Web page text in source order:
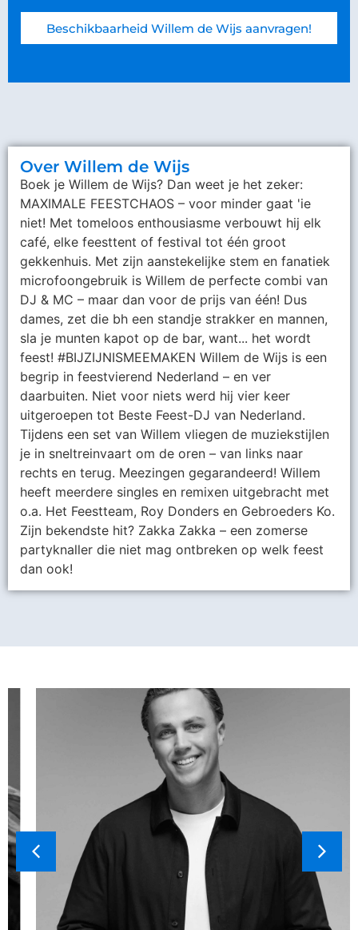
Beschikbaarheid Willem de Wijs aanvragen!
Over Willem de Wijs
Boek je Willem de Wijs? Dan weet je het zeker:
MAXIMALE FEESTCHAOS – voor minder gaat 'ie
niet! Met tomeloos enthousiasme verbouwt hij elk
café, elke feesttent of festival tot één groot
gekkenhuis. Met zijn aanstekelijke stem en fanatiek
microfoongebruik is Willem de perfecte combi van
DJ & MC – maar dan voor de prijs van één! Dus
dames, zet die bh een standje strakker en mannen,
sla je munten kapot op de bar, want... het wordt
feest! #BIJZIJNISMEEMAKEN Willem de Wijs is een
begrip in feestvierend Nederland – en ver
daarbuiten. Niet voor niets werd hij vier keer
uitgeroepen tot Beste Feest-DJ van Nederland.
Tijdens een set van Willem vliegen de muziekstijlen
je in sneltreinvaart om de oren – van links naar
rechts en terug. Meezingen gegarandeerd! Willem
heeft meerdere singles en remixen uitgebracht met
o.a. Het Feestteam, Roy Donders en Gebroeders Ko.
Zijn bekendste hit? Zakka Zakka – een zomerse
partyknaller die niet mag ontbreken op welk feest
dan ook!